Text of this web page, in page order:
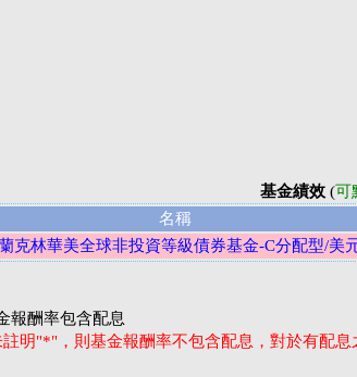
基金績效(可
名稱
克林華美全球非投資等級債券基金-C分配型/美
報酬率包含配息
註明"*"，則基金報酬率不包含配息，對於有配息